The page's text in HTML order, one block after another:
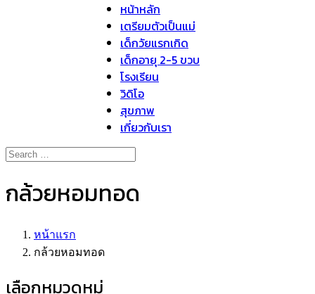
หน้าหลัก
เตรียมตัวเป็นแม่
เด็กวัยแรกเกิด
เด็กอายุ 2-5 ขวบ
โรงเรียน
วิดิโอ
สุขภาพ
เกี่ยวกับเรา
กล้วยหอมทอด
หน้าแรก
กล้วยหอมทอด
เลือกหมวดหมู่